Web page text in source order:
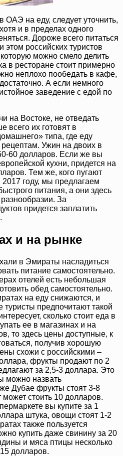
ОАЭ на еду, следует уточнить,
и в пределах одного
Дороже всего питаться
этом российских туристов
можно смело делить
в ресторане стоит примерно
неплохо пообедать в кафе,
А если немного
заведение с едой по
на Востоке, не отведать
всего их готовят в
типа, где еду
Ужин на двоих в
60 долларов. Если же вы
кухни, придется на
Тем же, кого пугают
году, мы предлагаем
питания, а они здесь
За
придется заплатить
и на рынке
в Эмираты насладиться
питание самостоятельно.
отелей есть небольшая
обед самостоятельно.
на еду снижаются, и
туристы предпочитают такой
сколько стоит еда в
ее в магазинах и на
то здесь цены доступные, к
получив хорошую
схожи с российскими –
фрукты продают по 2
за 2,5-3 доллара. Это
можно назвать
Дубае фрукты стоят 3-8
стоить 10 долларов.
вы купите за 1
штука, овощи стоят 1-2
также пользуется
купить даже свинину за 20
и мяса птицы несколько
долларов.